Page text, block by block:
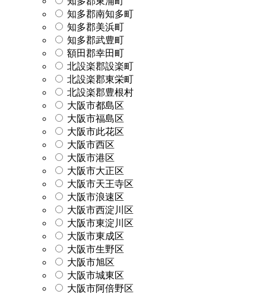
知多郡南知多町
知多郡美浜町
知多郡武豊町
額田郡幸田町
北設楽郡設楽町
北設楽郡東栄町
北設楽郡豊根村
大阪市都島区
大阪市福島区
大阪市此花区
大阪市西区
大阪市港区
大阪市大正区
大阪市天王寺区
大阪市浪速区
大阪市西淀川区
大阪市東淀川区
大阪市東成区
大阪市生野区
大阪市旭区
大阪市城東区
大阪市阿倍野区